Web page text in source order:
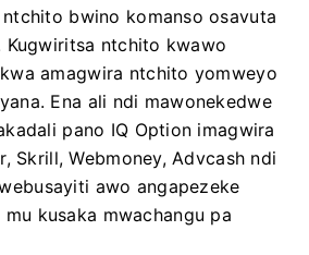
bwino komanso osavuta
ntchito kwawo
amagwira ntchito yomweyo
Ena ali ndi mawonekedwe
pano IQ Option imagwira
Skrill, Webmoney, Advcash ndi
awo angapezeke
kusaka mwachangu pa